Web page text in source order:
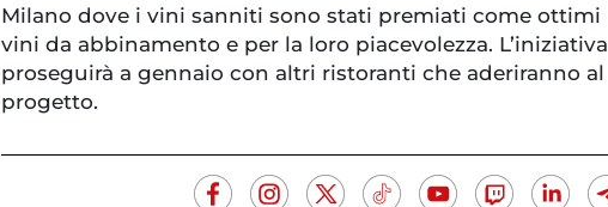
Milano dove i vini sanniti sono stati premiati come ottimi
vini da abbinamento e per la loro piacevolezza. L’iniziativa
proseguirà a gennaio con altri ristoranti che aderiranno al
progetto.